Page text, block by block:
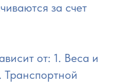
за счет
от: 1. Веса и
Транспортной